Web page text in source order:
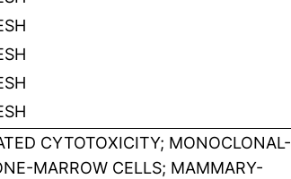
CYTOTOXICITY; MONOCLONAL-
MARROW CELLS; MAMMARY-